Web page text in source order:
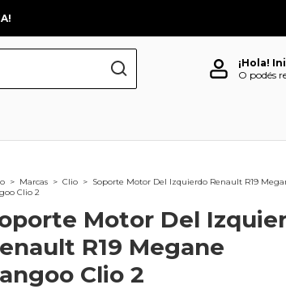
¡Hola!
O podés
> Marcas > Clio > Soporte Motor Del Izquierdo Renault R19
Clio 2
Motor Del
R19 Megane
Clio 2